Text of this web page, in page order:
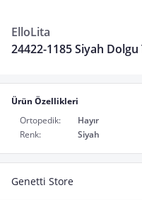
ElloLita
24422-1185 Siyah
Ürün Özellikleri
Ortopedik:
Hayır
Renk:
Siyah
Genetti Store